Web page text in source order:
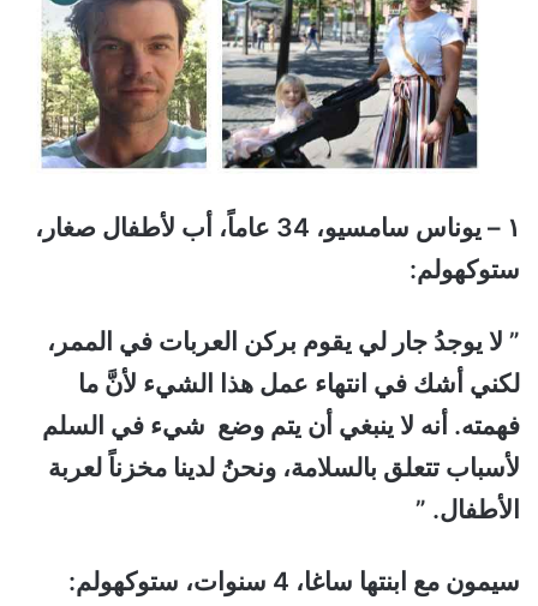
١ – يوناس سامسيو، 34 عاماً، أب لأطفال صغار،
ستوكهولم:
” لا يوجدُ جار لي يقوم بركن العربات في الممر،
لكني أشك في انتهاء عمل هذا الشيء لأنَّ ما
فهمته. أنه لا ينبغي أن يتم وضع شيء في السلم
لأسباب تتعلق بالسلامة، ونحنُ لدينا مخزناً لعربة
الأطفال. ”
سيمون مع ابنتها ساغا، 4 سنوات، ستوكهولم: